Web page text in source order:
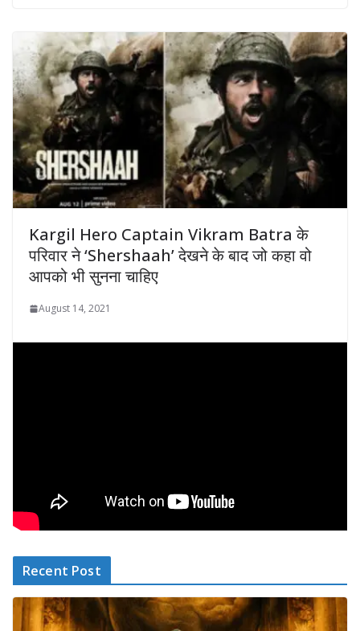
Kargil Hero Captain Vikram Batra के
परिवार ने ‘Shershaah’ देखने के बाद जो कहा वो
आपको भी सुनना चाहिए
August 14, 2021
Recent Post